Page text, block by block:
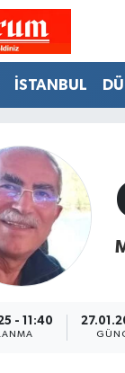
İSTANBUL
- 11:40
ve Fikstür